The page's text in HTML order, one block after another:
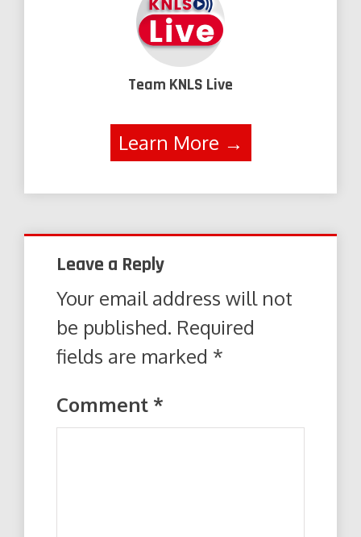
Team KNLS Live
Learn More →
Leave a Reply
Your email address will not
be published. Required
fields are marked *
Comment *